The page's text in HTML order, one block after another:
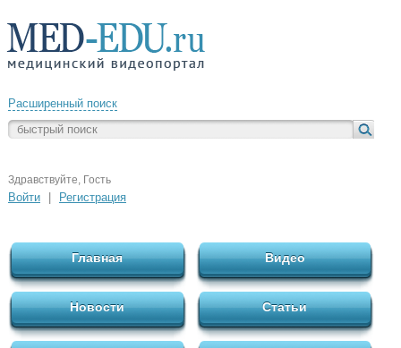
Расширенный поиск
Здравствуйте, Гость
Войти Регистрация
Главная Видео
Новости Статьи